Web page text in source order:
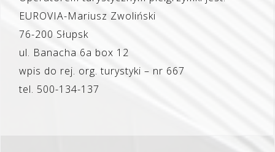
EUROVIA-Mariusz Zwoliński
76-200 Słupsk
ul. Banacha 6a box 12
wpis do rej. org. turystyki – nr 667
tel. 500-134-137